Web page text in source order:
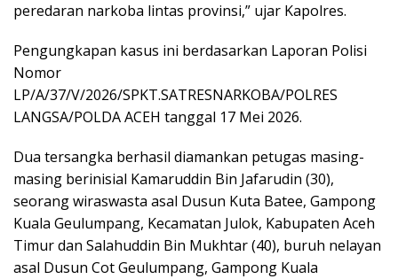
peredaran narkoba lintas provinsi,” ujar Kapolres.
Pengungkapan kasus ini berdasarkan Laporan Polisi
Nomor
LP/A/37/V/2026/SPKT.SATRESNARKOBA/POLRES
LANGSA/POLDA ACEH tanggal 17 Mei 2026.
Dua tersangka berhasil diamankan petugas masing-
masing berinisial Kamaruddin Bin Jafarudin (30),
seorang wiraswasta asal Dusun Kuta Batee, Gampong
Kuala Geulumpang, Kecamatan Julok, Kabupaten Aceh
Timur dan Salahuddin Bin Mukhtar (40), buruh nelayan
asal Dusun Cot Geulumpang, Gampong Kuala